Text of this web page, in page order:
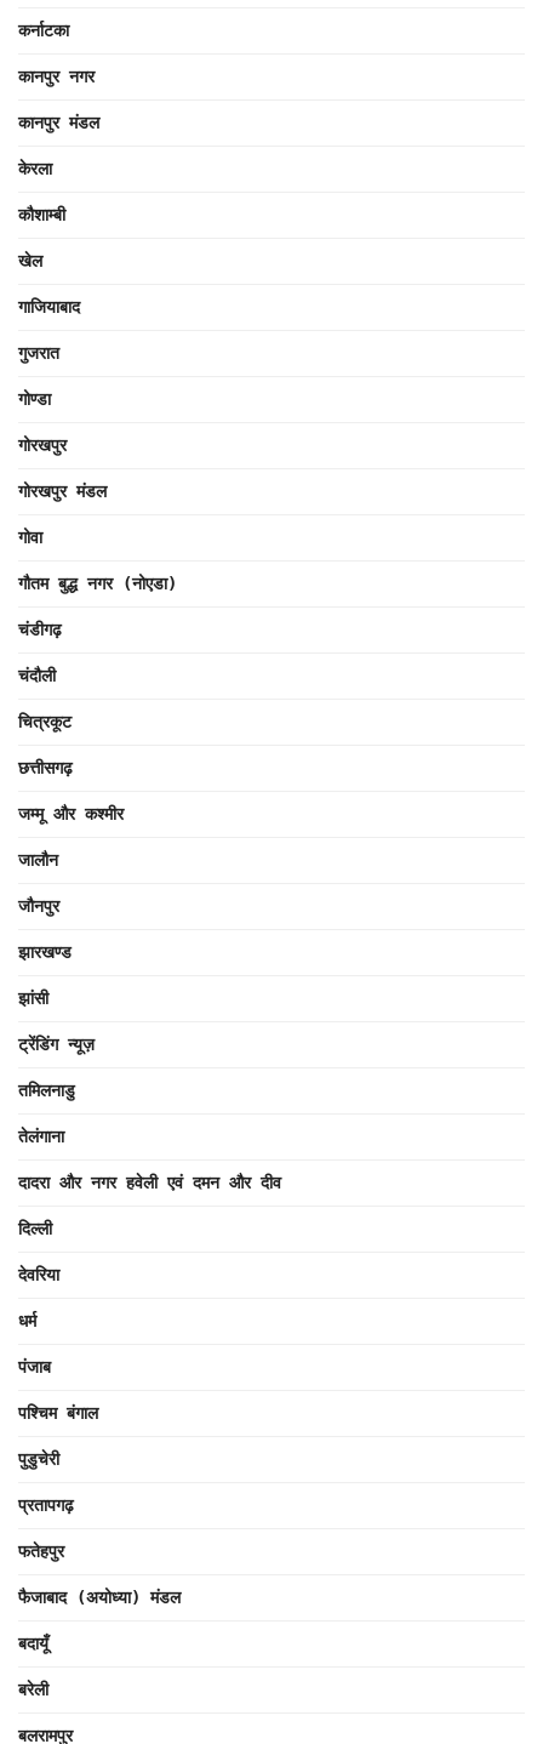
कर्नाटका
कानपुर नगर
कानपुर मंडल
केरला
कौशाम्बी
खेल
गाजियाबाद
गुजरात
गोण्डा
गोरखपुर
गोरखपुर मंडल
गोवा
गौतम बुद्ध नगर (नोएडा)
चंडीगढ़
चंदौली
चित्रकूट
छत्तीसगढ़
जम्मू और कश्मीर
जालौन
जौनपुर
झारखण्ड
झांसी
ट्रेंडिंग न्यूज़
तमिलनाडु
तेलंगाना
दादरा और नगर हवेली एवं दमन और दीव
दिल्ली
देवरिया
धर्म
पंजाब
पश्चिम बंगाल
पुडुचेरी
प्रतापगढ़
फतेहपुर
फैजाबाद (अयोध्या) मंडल
बदायूँ
बरेली
बलरामपुर